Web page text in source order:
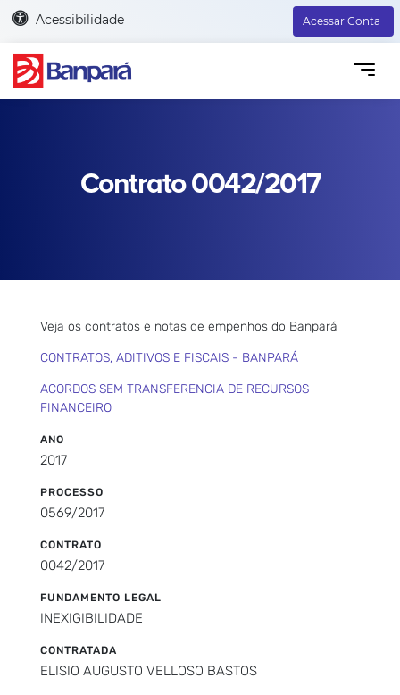
Acessibilidade Acessar Conta
Contrato 0042/2017
Veja os contratos e notas de empenhos do Banpará
CONTRATOS, ADITIVOS E FISCAIS - BANPARÁ
ACORDOS SEM TRANSFERENCIA DE RECURSOS
FINANCEIRO
ANO
2017
PROCESSO
0569/2017
CONTRATO
0042/2017
FUNDAMENTO LEGAL
INEXIGIBILIDADE
CONTRATADA
ELISIO AUGUSTO VELLOSO BASTOS